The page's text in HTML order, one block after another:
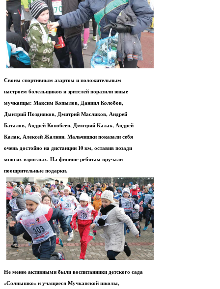
Своим спортивным азартом и положительным
настроем болельщиков и зрителей поразили юные
мучкапцы: Максим Копылов, Даниил Колобов,
Дмитрий Поздняков, Дмитрий Масликов, Андрей
Баталов, Андрей Конобеев, Дмитрий Калак, Андрей
Калак, Алексей Жалнин. Мальчишки показали себя
очень достойно на дистанции 10 км, оставив позади
многих взрослых. На финише ребятам вручали
поощрительные подарки.
Не менее активными были воспитанники детского сада
«Солнышко» и учащиеся Мучкапской школы,